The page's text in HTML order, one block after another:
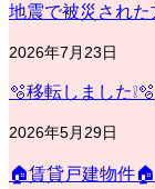
地震で被災され
2026年7月23日
🫧移転しました❕🫧
2026年5月29日
🏠賃貸戸建物件🏠